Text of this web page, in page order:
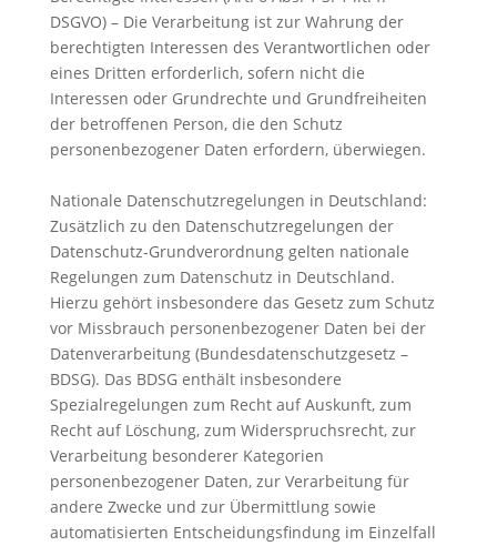
DSGVO) – Die Verarbeitung ist zur Wahrung der
berechtigten Interessen des Verantwortlichen oder
eines Dritten erforderlich, sofern nicht die
Interessen oder Grundrechte und Grundfreiheiten
der betroffenen Person, die den Schutz
personenbezogener Daten erfordern, überwiegen.
Nationale Datenschutzregelungen in Deutschland:
Zusätzlich zu den Datenschutzregelungen der
Datenschutz-Grundverordnung gelten nationale
Regelungen zum Datenschutz in Deutschland.
Hierzu gehört insbesondere das Gesetz zum Schutz
vor Missbrauch personenbezogener Daten bei der
Datenverarbeitung (Bundesdatenschutzgesetz –
BDSG). Das BDSG enthält insbesondere
Spezialregelungen zum Recht auf Auskunft, zum
Recht auf Löschung, zum Widerspruchsrecht, zur
Verarbeitung besonderer Kategorien
personenbezogener Daten, zur Verarbeitung für
andere Zwecke und zur Übermittlung sowie
automatisierten Entscheidungsfindung im Einzelfall